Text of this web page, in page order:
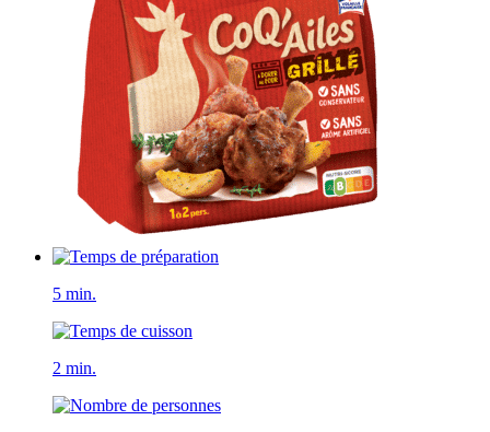
5 min.
2 min.